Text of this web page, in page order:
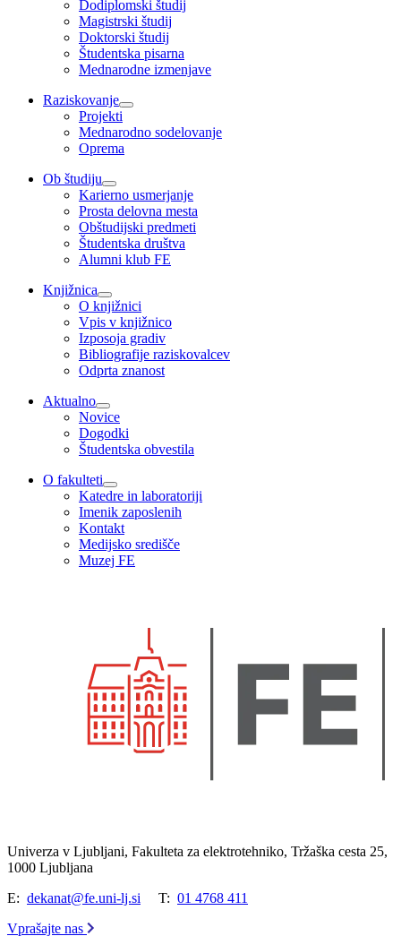
Dodiplomski študij
Magistrski študij
Doktorski študij
Študentska pisarna
Mednarodne izmenjave
Raziskovanje
Projekti
Mednarodno sodelovanje
Oprema
Ob študiju
Karierno usmerjanje
Prosta delovna mesta
Obštudijski predmeti
Študentska društva
Alumni klub FE
Knjižnica
O knjižnici
Vpis v knjižnico
Izposoja gradiv
Bibliografije raziskovalcev
Odprta znanost
Aktualno
Novice
Dogodki
Študentska obvestila
O fakulteti
Katedre in laboratoriji
Imenik zaposlenih
Kontakt
Medijsko središče
Muzej FE
Univerza v Ljubljani, Fakulteta za elektrotehniko, Tržaška cesta 25,
1000 Ljubljana
E: dekanat@fe.uni-lj.si T: 01 4768 411
Vprašajte nas